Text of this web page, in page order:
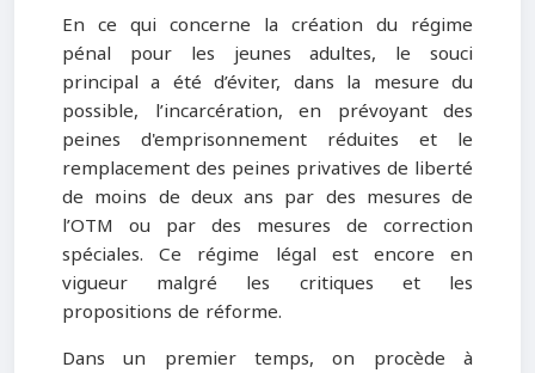
En ce qui concerne la création du régime
pénal pour les jeunes adultes, le souci
principal a été d’éviter, dans la mesure du
possible, l’incarcération, en prévoyant des
peines d'emprisonnement réduites et le
remplacement des peines privatives de liberté
de moins de deux ans par des mesures de
l’OTM ou par des mesures de correction
spéciales. Ce régime légal est encore en
vigueur malgré les critiques et les
propositions de réforme.
Dans un premier temps, on procède à